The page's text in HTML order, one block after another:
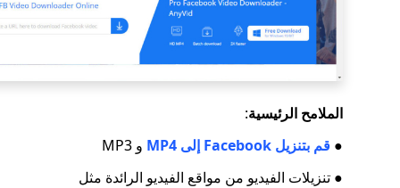
الملامح الرئيسية:
قم بتنزيل Facebook إلى MP4
و MP3
● تنزيلات الفيديو من مواقع الفيديو الرائدة مثل